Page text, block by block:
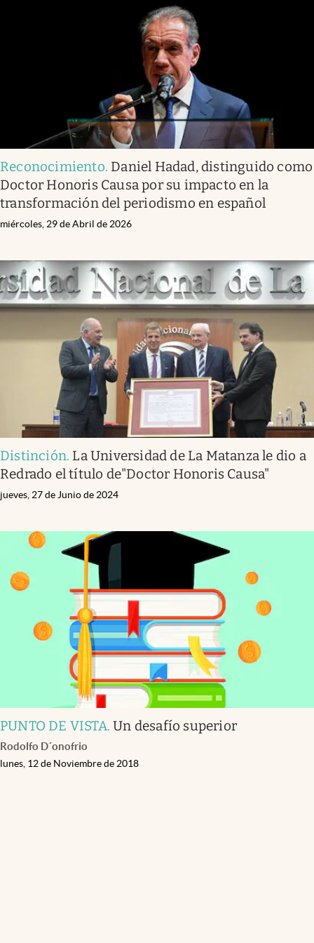
El Cronista Studio
Mediakit
abre en nueva pestaña
Argentina
Reconocimiento. Daniel Hadad, distinguido como
Doctor Honoris Causa por su impacto en la
transformación del periodismo en español
miércoles, 29 de Abril de 2026
Distinción. La Universidad de La Matanza le dio a
Redrado el título de"Doctor Honoris Causa"
jueves, 27 de Junio de 2024
PUNTO DE VISTA.Un desafío superior
Rodolfo D´onofrio
lunes, 12 de Noviembre de 2018